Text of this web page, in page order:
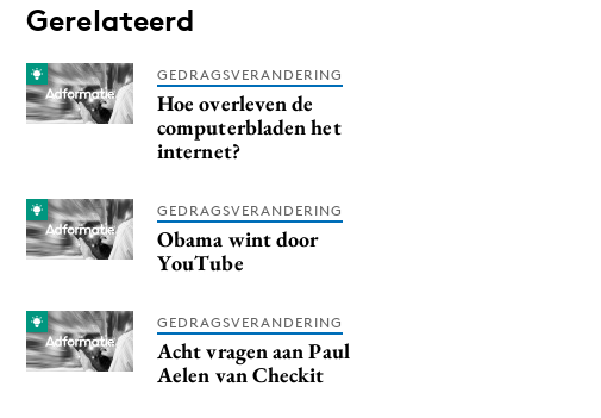
Gerelateerd
GEDRAGSVERANDERING
Hoe overleven de
computerbladen het
internet?
GEDRAGSVERANDERING
Obama wint door
YouTube
GEDRAGSVERANDERING
Acht vragen aan Paul
Aelen van Checkit